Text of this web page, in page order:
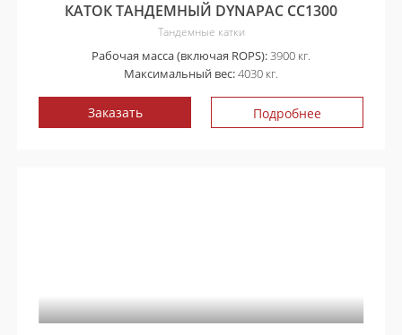
КАТОК ТАНДЕМНЫЙ DYNAPAC CC1300
Тандемные катки
Рабочая масса (включая ROPS):3900 кг.
Максимальный вес:4030 кг.
Заказать Подробнее